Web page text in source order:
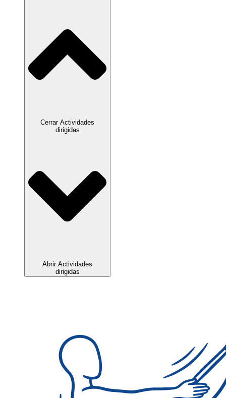
Cerrar Actividades
dirigidas
Abrir Actividades
dirigidas